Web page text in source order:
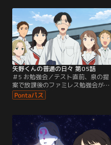
業の後、勇気を出して「かっこよか
った」と伝える清子だったが、矢野
くんの反応は意外なもので…。清子
は「もしかして、矢野くんは自分の
好意に気づかないフリをしているの
では？」と…。
矢野くんの普通の日々 第05話
＃5 お勉強会／テスト直前、泉の提
案で放課後のファミレス勉強会が開
催される。成績優秀なメイや羽柴の
おかげでなんとかテストを乗り越え
行くことに。清子は、矢野くんに普
通の高校生活を味わってもらうチャ
ンスだと意気込むが、一方の矢野く
んは、羽柴と清子の関係が気になる